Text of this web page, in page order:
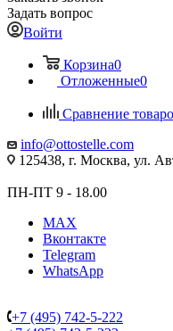
Задать вопрос
Войти
Корзина0
Отложенные0
Сравнение
info@ottostelle.com
125438, г. Москва, ул.
ПН-ПТ 9 - 18.00
MAX
Вконтакте
Telegram
WhatsApp
+7 (495) 742-5-222